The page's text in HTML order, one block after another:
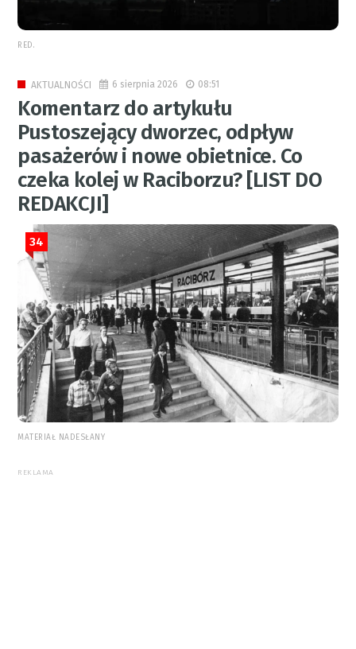
RED.
AKTUALNOŚCI 6 sierpnia 2026 08:51
Komentarz do artykułu
Pustoszejący dworzec, odpływ
pasażerów i nowe obietnice. Co
czeka kolej w Raciborzu? [LIST DO
REDAKCJI]
34
MATERIAŁ NADESŁANY
REKLAMA